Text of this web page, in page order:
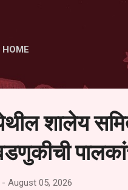
HOME
शालेय
- August 05, 2026